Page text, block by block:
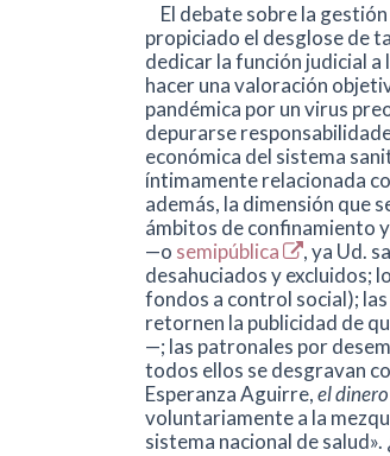
El debate sobre la
propiciado el desglose de
dedicar la función judicial a
hacer una valoración
pandémica por un virus
depurarse
económica del sistema
íntimamente relacionada
además, la dimensión que
ámbitos de confinamiento
—o semipública
, ya Ud.
desahuciados y excluidos;
fondos a control social);
retornen la publicidad de
—; las patronales por
todos ellos se desgravan
Esperanza Aguirre,el
voluntariamente a la
sistema nacional de